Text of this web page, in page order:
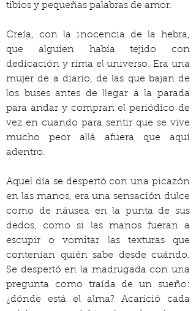
tibios y pequeñas palabras de amor.
Creía, con la inocencia de la hebra,
que alguien había tejido con
dedicación y rima el universo. Era una
mujer de a diario, de las que bajan de
los buses antes de llegar a la parada
para andar y compran el periódico de
vez en cuando para sentir que se vive
mucho peor allá afuera que aquí
adentro.
Aquel día se despertó con una picazón
en las manos, era una sensación dulce
como de náusea en la punta de sus
dedos, como si las manos fueran a
escupir o vomitar las texturas que
contenían quién sabe desde cuándo.
Se despertó en la madrugada con una
pregunta como traída de un sueño:
¿dónde está el alma? Acarició cada